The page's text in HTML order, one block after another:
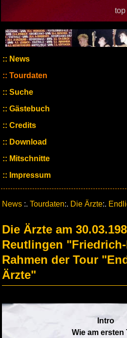
top
News
Tourdaten
Suche
Gästebuch
Credits
Download
Mitschnitte
Impressum
News :. Tourdaten:. Die Ärzte:.
Die Ärzte am
Reutlingen
Rahmen der Tour
Ärzte"
Intro
Wie am ersten